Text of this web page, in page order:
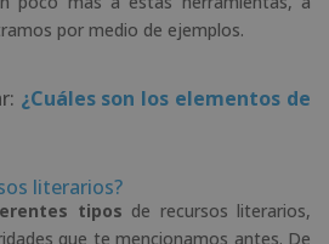
por medio de ejemplos.
¿Cuáles son los elementos de
literarios?
tipos de recursos literarios,
que te mencionamos antes. De